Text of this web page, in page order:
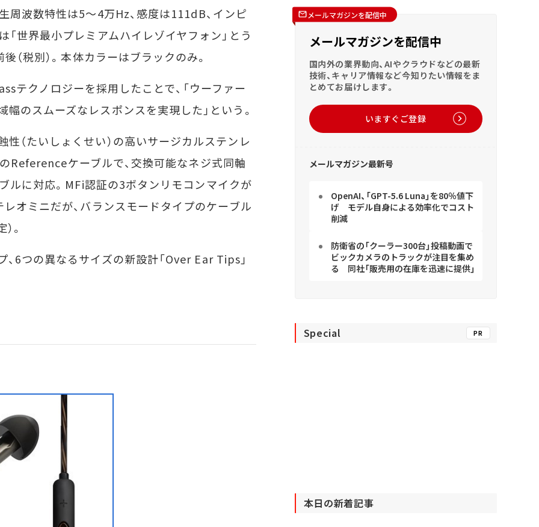
周波数特性は5～4万Hz、感度は111dB、インピ
世界最小プレミアムハイレゾイヤフォン」とう
（税別）。本体カラーはブラックのみ。
クノロジーを採用したことで、「ウーファー
のスムーズなレスポンスを実現した」という。
（たいしょくせい）の高いサージカルステンレ
Referenceケーブルで、交換可能なネジ式同軸
ルに対応。MFi認証の3ボタンリモコンマイクが
オミニだが、バランスモードタイプのケーブル
。
6つの異なるサイズの新設計「Over Ear Tips」
メールマガジンを配信中
メールマガジンを配信中
国内外の業界動向、AIやクラウドなどの最新
技術、キャリア情報など今知りたい情報をま
とめてお届けします。
いますぐご登録
メールマガジン最新号
OpenAI、「GPT-5.6 Luna」を80％値下
げ モデル自身による効率化でコスト
削減
防衛省の「クーラー300台」投稿動画で
ビックカメラのトラックが注目を集め
る 同社「販売用の在庫を迅速に提供」
Special PR
本日の新着記事